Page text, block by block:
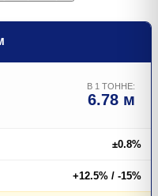
В 1 ТОННЕ:
6.78 м
±0.8%
+12.5% / -15%